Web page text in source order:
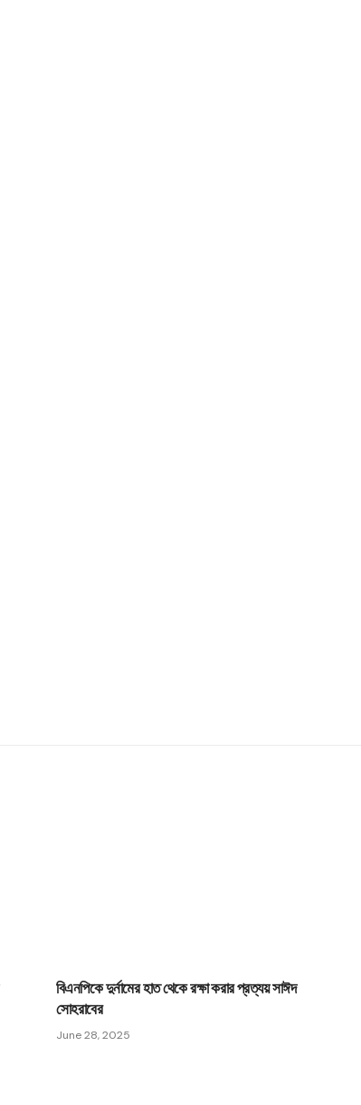
বিএনপিকে দুর্নামের হাত থেকে রক্ষা করার প্রত্যয় সাঈদ
সোহরাবের
June 28, 2025